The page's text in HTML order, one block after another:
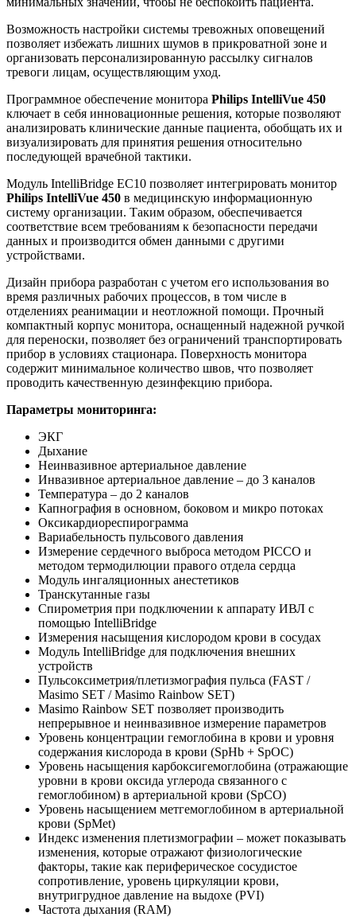
Возможность настройки системы тревожных оповещений
позволяет избежать лишних шумов в прикроватной зоне и
организовать персонализированную рассылку сигналов
тревоги лицам, осуществляющим уход.
Программное обеспечение монитора Philips IntelliVue 450
ключает в себя инновационные решения, которые позволяют
анализировать клинические данные пациента, обобщать их и
визуализировать для принятия решения относительно
последующей врачебной тактики.
Модуль IntelliBridge EC10 позволяет интегрировать монитор
Philips IntelliVue 450 в медицинскую информационную
систему организации. Таким образом, обеспечивается
соответствие всем требованиям к безопасности передачи
данных и производится обмен данными с другими
устройствами.
Дизайн прибора разработан с учетом его использования во
время различных рабочих процессов, в том числе в
отделениях реанимации и неотложной помощи. Прочный
компактный корпус монитора, оснащенный надежной ручкой
для переноски, позволяет без ограничений транспортировать
прибор в условиях стационара. Поверхность монитора
содержит минимальное количество швов, что позволяет
проводить качественную дезинфекцию прибора.
Параметры мониторинга:
ЭКГ
Дыхание
Неинвазивное артериальное давление
Инвазивное артериальное давление – до 3 каналов
Температура – до 2 каналов
Капнография в основном, боковом и микро потоках
Оксикардиореспирограмма
Вариабельность пульсового давления
Измерение сердечного выброса методом PICCO и
методом термодилюции правого отдела сердца
Модуль ингаляционных анестетиков
Транскутанные газы
Спирометрия при подключении к аппарату ИВЛ с
помощью IntelliBridge
Измерения насыщения кислородом крови в сосудах
Модуль IntelliBridge для подключения внешних
устройств
Пульсоксиметрия/плетизмография пульса (FAST /
Masimo SET / Masimo Rainbow SET)
Masimo Rainbow SET позволяет производить
непрерывное и неинвазивное измерение параметров
Уровень концентрации гемоглобина в крови и уровня
содержания кислорода в крови (SpHb + SpOC)
Уровень насыщения карбоксигемоглобина (отражающие
уровни в крови оксида углерода связанного с
гемоглобином) в артериальной крови (SpCO)
Уровень насыщением метгемоглобином в артериальной
крови (SpMet)
Индекс изменения плетизмографии – может показывать
изменения, которые отражают физиологические
факторы, такие как периферическое сосудистое
сопротивление, уровень циркуляции крови,
внутригрудное давление на выдохе (PVI)
Частота дыхания (RAM)